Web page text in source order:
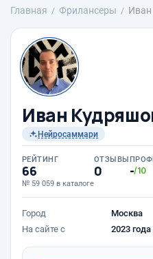
Главная Фрилансеры
Иван
Нейросаммари
РЕЙТИНГ
66
№ 59 059 в каталоге
ОТЗЫВЫ
0 -/10
Город
Москва
На сайте с
2023 года